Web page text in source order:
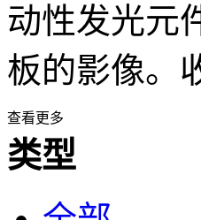
动性发光元
板的影像。
查看更多
类型